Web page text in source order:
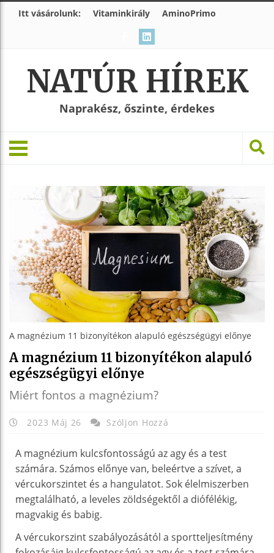
Itt vásárolunk: Vitaminkirály AminoPrimo
NATÚR HÍREK
Naprakész, őszinte, érdekes
A magnézium 11 bizonyítékon alapuló egészségügyi előnye
A magnézium 11 bizonyítékon alapuló
egészségügyi előnye
Miért fontos a magnézium?
2023 Máj 26 Szóljon Hozzá
A magnézium kulcsfontosságú az agy és a test
számára. Számos előnye van, beleértve a szívet, a
vércukorszintet és a hangulatot. Sok élelmiszerben
megtalálható, a leveles zöldségektől a diófélékig,
magvakig és babig.
A vércukorszint szabályozásától a sportteljesítmény